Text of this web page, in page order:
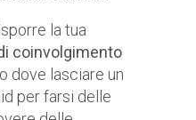
la tua
coinvolgimento
dove lasciare un
per farsi delle